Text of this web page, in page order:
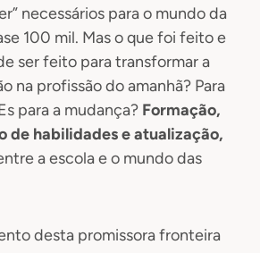
necessários para o mundo da
100 mil. Mas o que foi feito e
ser feito para transformar a
na profissão do amanhã? Para
para a mudança? Formação,
de habilidades e atualização,
a escola e o mundo das
desta promissora fronteira